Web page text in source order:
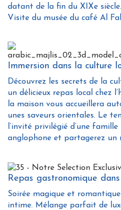
datant de la fin du XIXe siècle.
Visite du musée du café Al
Immersion dans la culture
Découvrez les secrets de la
un délicieux repas local chez
la maison vous accueillera
unes saveurs orientales. Le
l’invité privilégié d’une
anglophone et partagerez un
Repas gastronomique
Soirée magique et
intime. Mélange parfait de